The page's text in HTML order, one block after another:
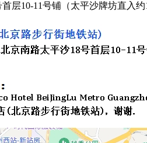
层10-11号铺（太平沙牌坊直入